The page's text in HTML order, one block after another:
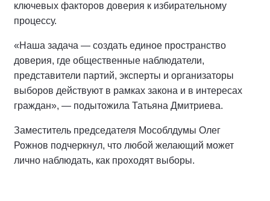
ключевых факторов доверия к избирательному
процессу.
«Наша задача — создать единое пространство
доверия, где общественные наблюдатели,
представители партий, эксперты и организаторы
выборов действуют в рамках закона и в интересах
граждан», — подытожила Татьяна Дмитриева.
Заместитель председателя Мособлдумы Олег
Рожнов подчеркнул, что любой желающий может
лично наблюдать, как проходят выборы.